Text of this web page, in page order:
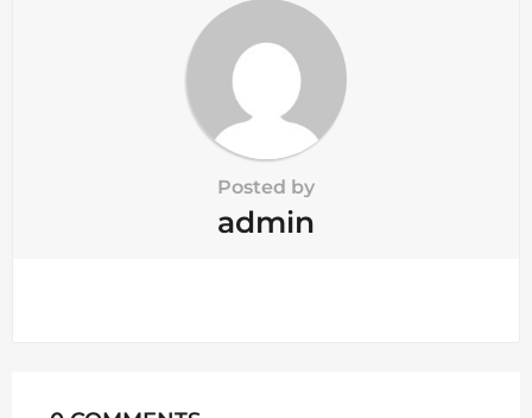
Posted by
admin